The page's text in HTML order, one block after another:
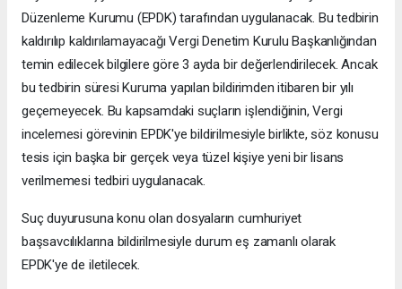
Düzenleme Kurumu (EPDK) tarafından uygulanacak. Bu tedbirin
kaldırılıp kaldırılamayacağı Vergi Denetim Kurulu Başkanlığından
temin edilecek bilgilere göre 3 ayda bir değerlendirilecek. Ancak
bu tedbirin süresi Kuruma yapılan bildirimden itibaren bir yılı
geçemeyecek. Bu kapsamdaki suçların işlendiğinin, Vergi
incelemesi görevinin EPDK'ye bildirilmesiyle birlikte, söz konusu
tesis için başka bir gerçek veya tüzel kişiye yeni bir lisans
verilmemesi tedbiri uygulanacak.
Suç duyurusuna konu olan dosyaların cumhuriyet
başsavcılıklarına bildirilmesiyle durum eş zamanlı olarak
EPDK'ye de iletilecek.